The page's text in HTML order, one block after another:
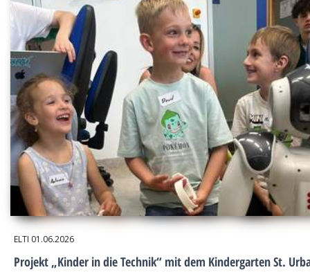
ELTI 01.06.2026
Projekt „Kinder in die Technik“ mit dem Kindergarten St.